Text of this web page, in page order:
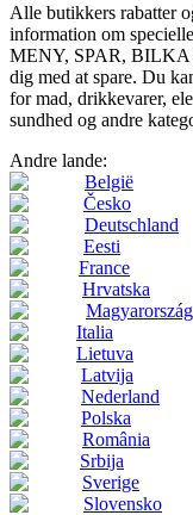
Alle butikkers rabatter
information om
MENY, SPAR, BILKA
dig med at spare. Du
for mad, drikkevarer,
sundhed og andre
Andre lande:
België
Česko
Deutschland
Eesti
France
Hrvatska
Magyarország
Italia
Lietuva
Latvija
Nederland
Polska
România
Srbija
Sverige
Slovensko